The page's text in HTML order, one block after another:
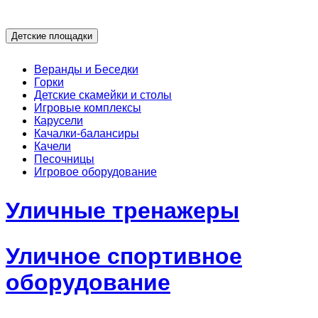
Детские площадки
Веранды и Беседки
Горки
Детские скамейки и столы
Игровые комплексы
Карусели
Качалки-балансиры
Качели
Песочницы
Игровое оборудование
Уличные тренажеры
Уличное спортивное
оборудование